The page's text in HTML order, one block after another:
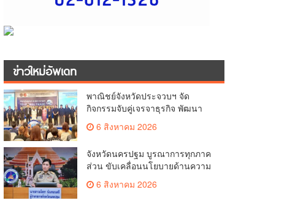
ข่าวใหม่อัพเดท
พาณิชย์จังหวัดประจวบฯ จัด
กิจกรรมจับคู่เจรจาธุรกิจ พัฒนา
ศักยภาพ ผู้ประกอบการ ขยายช่อง
ทางการค้า สู่การค้าระหว่าง
6 สิงหาคม 2026
จังหวัดนครปฐม บูรณาการทุกภาค
ส่วน ขับเคลื่อนนโยบายด้านความ
มั่นคง ยกระดับการป้องกัน
อาชญากรรมทางเทคโนโลยี
6 สิงหาคม 2026